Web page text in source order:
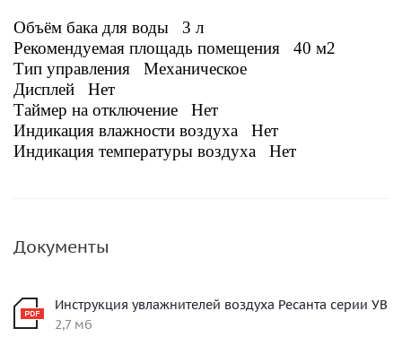
Объём бака для воды 3 л
Рекомендуемая площадь помещения 40 м2
Тип управления Механическое
Дисплей Нет
Таймер на отключение Нет
Индикация влажности воздуха Нет
Индикация температуры воздуха Нет
Документы
Инструкция увлажнителей воздуха Ресанта серии УВ
2,7 мб